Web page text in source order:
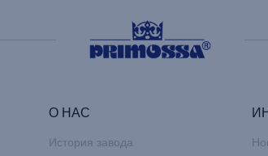
О НАС
История завода